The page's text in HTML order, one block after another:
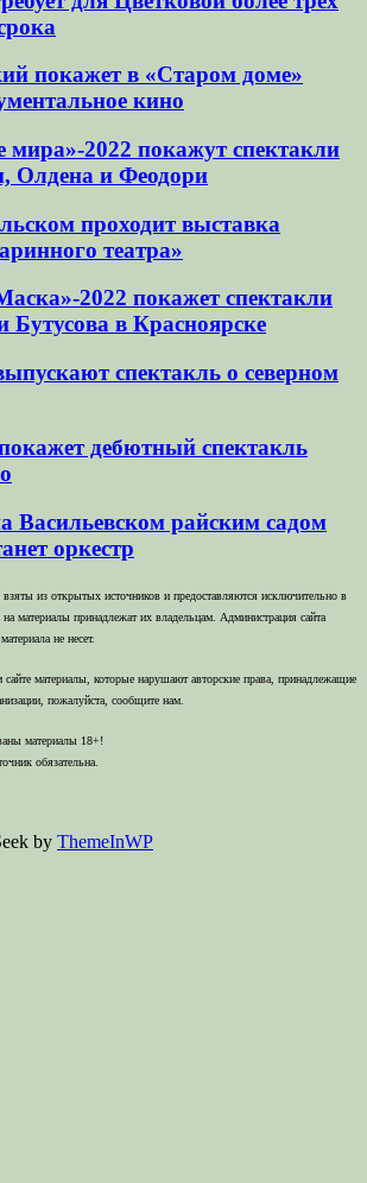
покажет в «Старом доме»
кино
2022 покажут спектакли
Олдена и Феодори
проходит выставка
театра»
2022 покажет спектакли
в Красноярске
спектакль о северном
дебютный спектакль
Васильевском райским садом
оркестр
из открытых источников и предоставляются исключительно в
материалы принадлежат их владельцам. Администрация сайта
не несет.
материалы, которые нарушают авторские права, принадлежащие
пожалуйста, сообщите нам.
материалы 18+!
обязательна.
by ThemeInWP